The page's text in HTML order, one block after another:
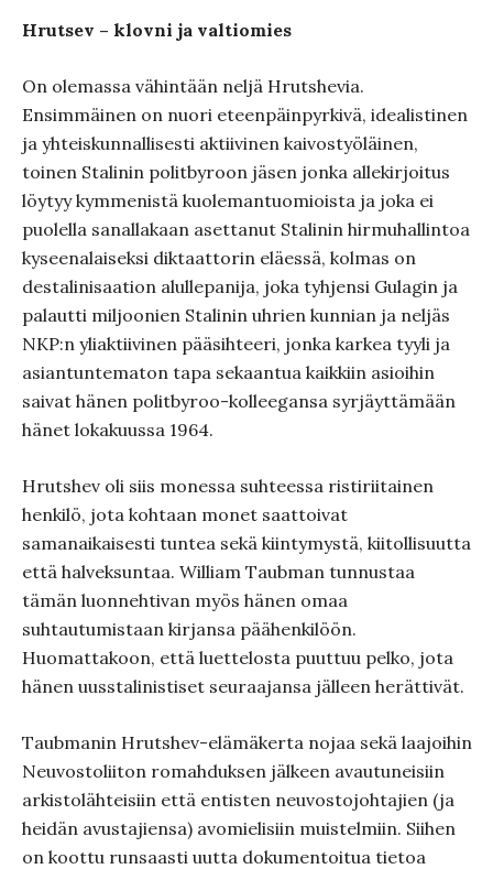
Hrutsev – klovni ja valtiomies
On olemassa vähintään neljä Hrutshevia.
Ensimmäinen on nuori eteenpäinpyrkivä, idealistinen
ja yhteiskunnallisesti aktiivinen kaivostyöläinen,
toinen Stalinin politbyroon jäsen jonka allekirjoitus
löytyy kymmenistä kuolemantuomioista ja joka ei
puolella sanallakaan asettanut Stalinin hirmuhallintoa
kyseenalaiseksi diktaattorin eläessä, kolmas on
destalinisaation alullepanija, joka tyhjensi Gulagin ja
palautti miljoonien Stalinin uhrien kunnian ja neljäs
NKP:n yliaktiivinen pääsihteeri, jonka karkea tyyli ja
asiantuntematon tapa sekaantua kaikkiin asioihin
saivat hänen politbyroo-kolleegansa syrjäyttämään
hänet lokakuussa 1964.
Hrutshev oli siis monessa suhteessa ristiriitainen
henkilö, jota kohtaan monet saattoivat
samanaikaisesti tuntea sekä kiintymystä, kiitollisuutta
että halveksuntaa. William Taubman tunnustaa
tämän luonnehtivan myös hänen omaa
suhtautumistaan kirjansa päähenkilöön.
Huomattakoon, että luettelosta puuttuu pelko, jota
hänen uusstalinistiset seuraajansa jälleen herättivät.
Taubmanin Hrutshev-elämäkerta nojaa sekä laajoihin
Neuvostoliiton romahduksen jälkeen avautuneisiin
arkistolähteisiin että entisten neuvostojohtajien (ja
heidän avustajiensa) avomielisiin muistelmiin. Siihen
on koottu runsaasti uutta dokumentoitua tietoa